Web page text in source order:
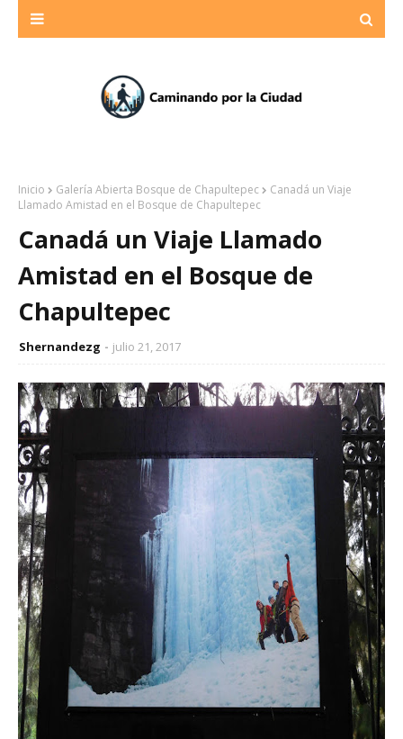
Inicio Galería Abierta Bosque de Chapultepec
Canadá un Viaje
Llamado Amistad en el Bosque de Chapultepec
Canadá un Viaje Llamado
Amistad en el Bosque de
Chapultepec
Shernandezg julio 21, 2017